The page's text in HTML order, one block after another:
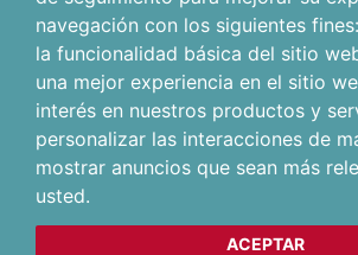
navegación con los siguientes fines:
la funcionalidad básica del sitio
una mejor experiencia en el sitio
interés en nuestros productos y
personalizar las interacciones de
mostrar anuncios que sean más
usted.
ACEPTAR